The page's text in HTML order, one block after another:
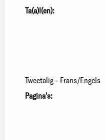
Ta(a)l(en):
Tweetalig - Frans/Engels
Pagina's: